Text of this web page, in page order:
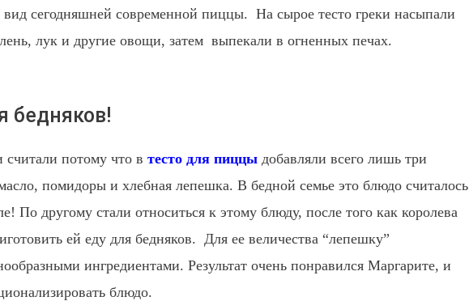
сегодняшней современной пиццы. На сырое тесто греки насыпали
лук и другие овощи, затем выпекали в огненных печах.
бедняков!
считали потому что в тесто для пиццы добавляли всего лишь три
помидоры и хлебная лепешка. В бедной семье это блюдо считалось
По другому стали относиться к этому блюду, после того как королева
ей еду для бедняков. Для ее величества “лепешку”
ингредиентами. Результат очень понравился Маргарите, и
блюдо.